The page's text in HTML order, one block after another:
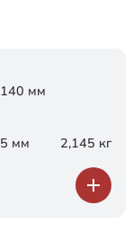
140 мм
5 мм 2,145 кг